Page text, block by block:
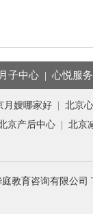
月子中心 |心悦服务
月嫂哪家好
北京
京产后中心
北京
教育咨询有限公司